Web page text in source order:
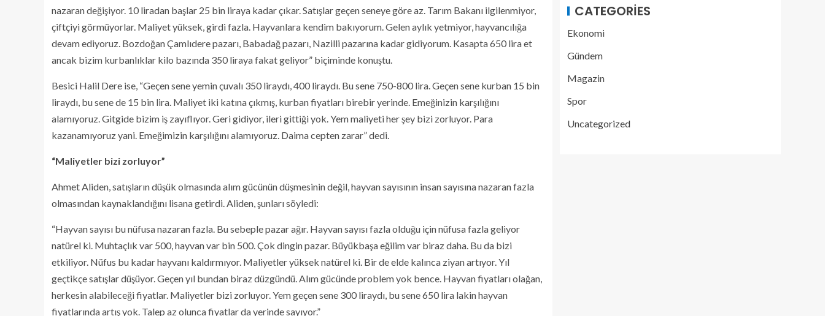
nazaran değişiyor. 10 liradan başlar 25 bin liraya kadar çıkar. Satışlar geçen seneye göre az. Tarım Bakanı ilgilenmiyor,
çiftçiyi görmüyorlar. Maliyet yüksek, girdi fazla. Hayvanlara kendim bakıyorum. Gelen aylık yetmiyor, hayvancılığa
devam ediyoruz. Bozdoğan Çamlıdere pazarı, Babadağ pazarı, Nazilli pazarına kadar gidiyorum. Kasapta 650 lira et
ancak bizim kurbanlıklar kilo bazında 350 liraya fakat geliyor” biçiminde konuştu.
Besici Halil Dere ise, “Geçen sene yemin çuvalı 350 liraydı, 400 liraydı. Bu sene 750-800 lira. Geçen sene kurban 15 bin
liraydı, bu sene de 15 bin lira. Maliyet iki katına çıkmış, kurban fiyatları birebir yerinde. Emeğinizin karşılığını
alamıyoruz. Gitgide bizim iş zayıflıyor. Geri gidiyor, ileri gittiği yok. Yem maliyeti her şey bizi zorluyor. Para
kazanamıyoruz yani. Emeğimizin karşılığını alamıyoruz. Daima cepten zarar” dedi.
“Maliyetler bizi zorluyor”
Ahmet Aliden, satışların düşük olmasında alım gücünün düşmesinin değil, hayvan sayısının insan sayısına nazaran fazla
olmasından kaynaklandığını lisana getirdi. Aliden, şunları söyledi:
“Hayvan sayısı bu nüfusa nazaran fazla. Bu sebeple pazar ağır. Hayvan sayısı fazla olduğu için nüfusa fazla geliyor
natürel ki. Muhtaçlık var 500, hayvan var bin 500. Çok dingin pazar. Büyükbaşa eğilim var biraz daha. Bu da bizi
etkiliyor. Nüfus bu kadar hayvanı kaldırmıyor. Maliyetler yüksek natürel ki. Bir de elde kalınca ziyan artıyor. Yıl
geçtikçe satışlar düşüyor. Geçen yıl bundan biraz düzgündü. Alım gücünde problem yok bence. Hayvan fiyatları olağan,
herkesin alabileceği fiyatlar. Maliyetler bizi zorluyor. Yem geçen sene 300 liraydı, bu sene 650 lira lakin hayvan
fiyatlarında artış yok. Talep az olunca fiyatlar da yerinde sayıyor.”
CATEGORIES
Ekonomi
Gündem
Magazin
Spor
Uncategorized